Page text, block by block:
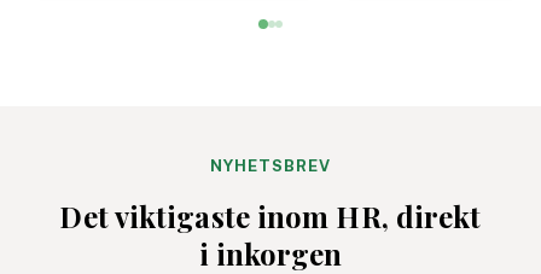
utbildare och konsult med
hon själv kallar det.NYHETSBREV
Det viktigaste inom HR, direkt
i inkorgen